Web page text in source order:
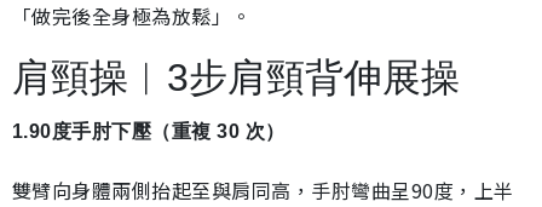
「做完後全身極為放鬆」。
肩頸操︱3步肩頸背伸展操
1.90度手肘下壓（重複 30 次）
雙臂向身體兩側抬起至與肩同高，手肘彎曲呈90度，上半